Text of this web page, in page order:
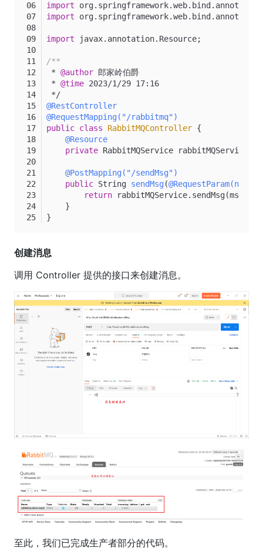
import
import
import javax.annotation.Resource;
/**
* @author 郎家岭伯爵
* @time 2023/1/29 17:16
*/
@RestController
@RequestMapping("/rabbitmq")
public class RabbitMQController {
@Resource
private RabbitMQService rabbitMQService;
@PostMapping("/sendMsg")
public String sendMsg(@RequestParam(name
return rabbitMQService.sendMsg(msg);
    }
}
创建消息
调用 Controller 提供的接口来创建消息。
至此，我们已完成生产者部分的代码。